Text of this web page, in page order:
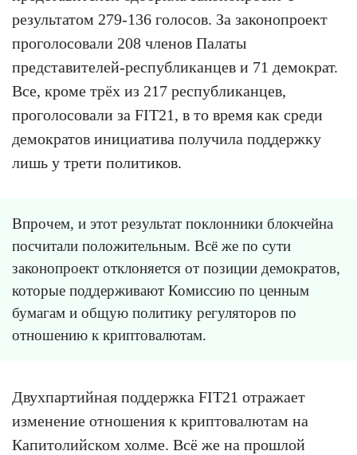
результатом 279-136 голосов. За законопроект
проголосовали 208 членов Палаты
представителей-республиканцев и 71 демократ.
Все, кроме трёх из 217 республиканцев,
проголосовали за FIT21, в то время как среди
демократов инициатива получила поддержку
лишь у трети политиков.
Впрочем, и этот результат поклонники блокчейна
посчитали положительным. Всё же по сути
законопроект отклоняется от позиции демократов,
которые поддерживают Комиссию по ценным
бумагам и общую политику регуляторов по
отношению к криптовалютам.
Двухпартийная поддержка FIT21 отражает
изменение отношения к криптовалютам на
Капитолийском холме. Всё же на прошлой